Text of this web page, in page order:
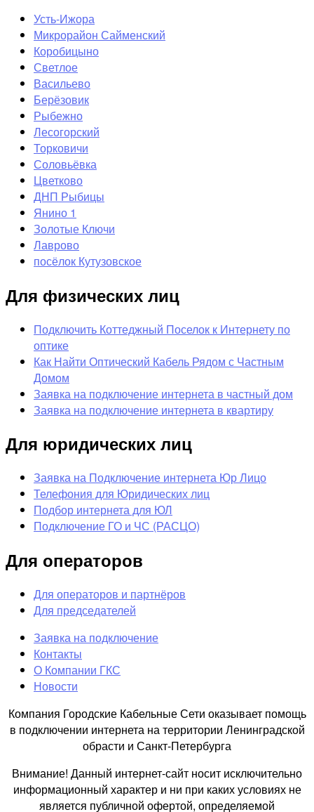
Усть-Ижора
Микрорайон Сайменский
Коробицыно
Светлое
Васильево
Берёзовик
Рыбежно
Лесогорский
Торковичи
Соловьёвка
Цветково
ДНП Рыбицы
Янино 1
Золотые Ключи
Лаврово
посёлок Кутузовское
Для физических лиц
Подключить Коттеджный Поселок к Интернету по
оптике
Как Найти Оптический Кабель Рядом с Частным
Домом
Заявка на подключение интернета в частный дом
Заявка на подключение интернета в квартиру
Для юридических лиц
Заявка на Подключение интернета Юр Лицо
Телефония для Юридических лиц
Подбор интернета для ЮЛ
Подключение ГО и ЧС (РАСЦО)
Для операторов
Для операторов и партнёров
Для председателей
Заявка на подключение
Контакты
О Компании ГКС
Новости
Компания Городские Кабельные Сети оказывает помощь
в подключении интернета на территории Ленинградской
обрасти и Санкт-Петербурга
Внимание! Данный интернет-сайт носит исключительно
информационный характер и ни при каких условиях не
является публичной офертой, определяемой